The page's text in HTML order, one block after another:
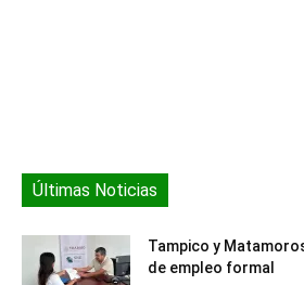
Últimas Noticias
Tampico y
de empleo formal